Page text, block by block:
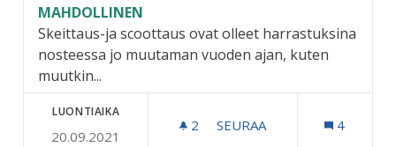
MAHDOLLINEN
Skeittaus-ja scoottaus ovat olleet harrastuksina
nosteessa jo muutaman vuoden ajan, kuten
muutkin...
LUONTIAIKA
20.09.2021
2 2 SEURAAJAA
SEURAA 4